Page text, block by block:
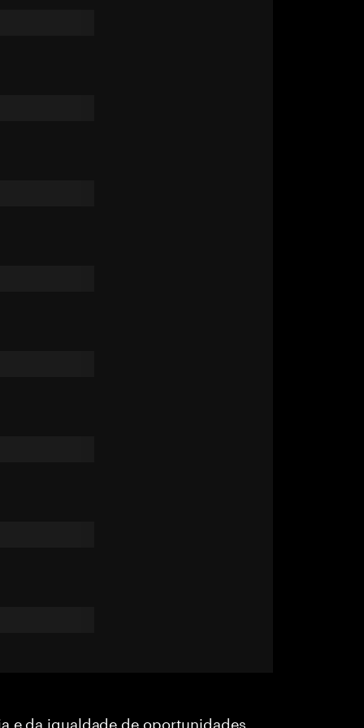
e da igualdade de oportunidades,